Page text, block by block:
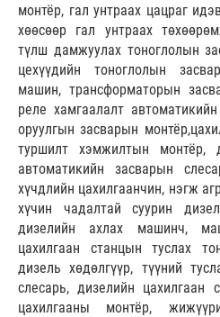
монтёр, гал унтраах цацраг
хөөсөөр гал унтраах
түлш дамжуулах тоноглолын
цехүүдийн тоноглолын
машин, трансформаторын
реле хамгаалалт
оруулгын засварын
туршилт хэмжилтын монтёр,
автоматикийн засварын
хүчдлийн цахилгаанчин, нэгж
хүчин чадалтай суурин
дизелийн ахлах машинч,
цахилгаан станцын туслах
дизель хөдөлгүүр, түүний
слесарь, дизелийн цахилгаан
цахилгааны монтёр,